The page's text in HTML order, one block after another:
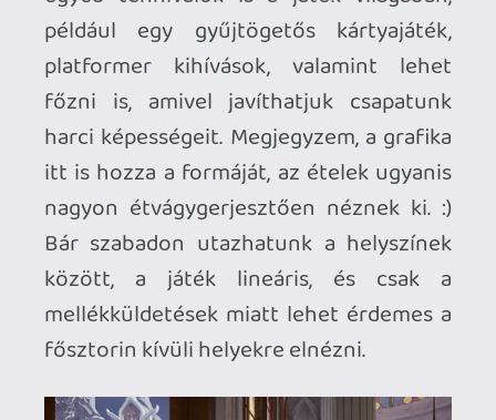
Referenciának legyen itt egy kínai rpg-k
történetéről szóló cikk:
https://felipepepe.medium.com/before-
genshin-impact-a-brief-history-of-
chinese-rpgs-bc962fc29908
És egy rajongói írás a két legnagyobb
kínai rpg franchise (Chinese Paladin és
GuJian) történetéről:
https://steamcommunity.com/sharedfiles/filedetails/?